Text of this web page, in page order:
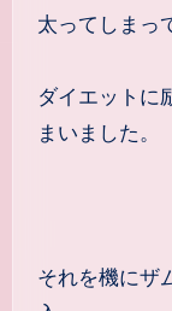
太ってしま
ダイエットに
まいました。
それを機にザ